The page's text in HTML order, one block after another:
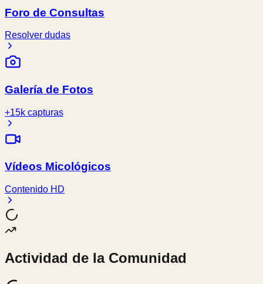
Foro de Consultas
Resolver dudas
Galería de Fotos
+15k capturas
Vídeos Micológicos
Contenido HD
Actividad de la Comunidad